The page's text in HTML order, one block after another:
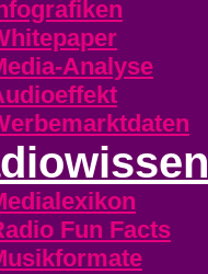
Analyse
Fun Facts